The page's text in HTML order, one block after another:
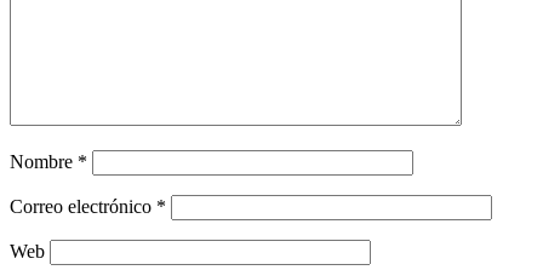
Nombre *
Correo electrónico *
Web